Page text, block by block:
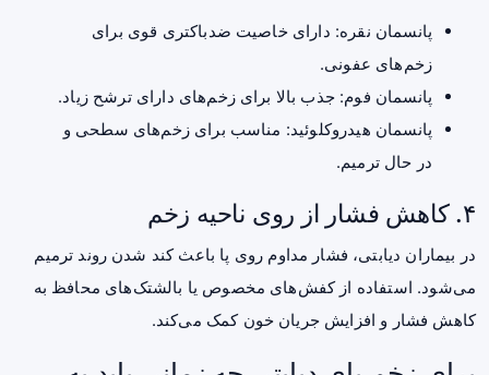
پانسمان نقره: دارای خاصیت ضدباکتری قوی برای
زخم‌های عفونی.
پانسمان فوم: جذب بالا برای زخم‌های دارای ترشح زیاد.
پانسمان هیدروکلوئید: مناسب برای زخم‌های سطحی و
در حال ترمیم.
۴. کاهش فشار از روی ناحیه زخم
در بیماران دیابتی، فشار مداوم روی پا باعث کند شدن روند ترمیم
می‌شود. استفاده از کفش‌های مخصوص یا بالشتک‌های محافظ به
کاهش فشار و افزایش جریان خون کمک می‌کند.